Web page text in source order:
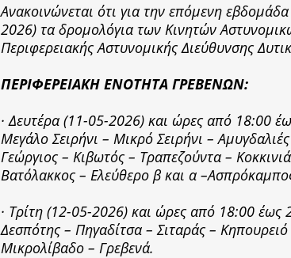
Ανακοινώνεται ότι για την επόμενη
2026) τα δρομολόγια των Κινητών
Περιφερειακής Αστυνομικής Διεύθυνσης
ΠΕΡΙΦΕΡΕΙΑΚΗ ΕΝΟΤΗΤΑ ΓΡΕΒΕΝΩΝ:
· Δευτέρα (11-05-2026) και ώρες από 18:00
Μεγάλο Σειρήνι – Μικρό Σειρήνι –
Γεώργιος – Κιβωτός – Τραπεζούντα –
Βατόλακκος – Ελεύθερο β και α
· Τρίτη (12-05-2026) και ώρες από 18:00
Δεσπότης – Πηγαδίτσα – Σιταράς –
Μικρολίβαδο – Γρεβενά.